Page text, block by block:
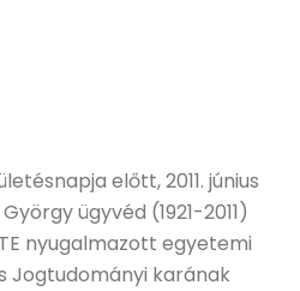
előtt, 2011. június
ügyvéd (1921-2011)
nyugalmazott egyetemi
Jogtudományi karának